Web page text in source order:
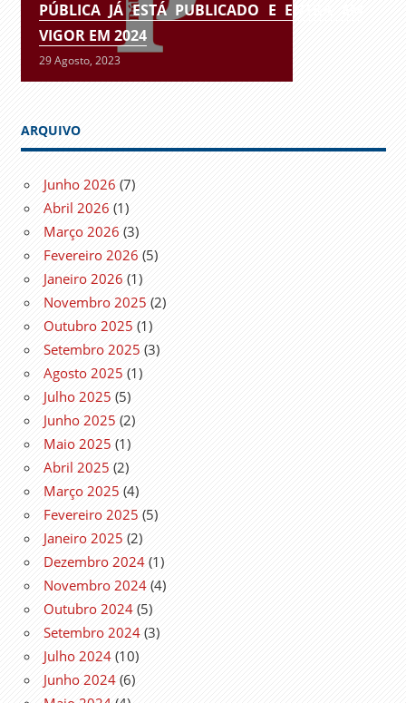
PÚBLICA JÁ ESTÁ PUBLICADO E ENTRA EM
VIGOR EM 2024
29 Agosto, 2023
ARQUIVO
Junho 2026 (7)
Abril 2026 (1)
Março 2026 (3)
Fevereiro 2026 (5)
Janeiro 2026 (1)
Novembro 2025 (2)
Outubro 2025 (1)
Setembro 2025 (3)
Agosto 2025 (1)
Julho 2025 (5)
Junho 2025 (2)
Maio 2025 (1)
Abril 2025 (2)
Março 2025 (4)
Fevereiro 2025 (5)
Janeiro 2025 (2)
Dezembro 2024 (1)
Novembro 2024 (4)
Outubro 2024 (5)
Setembro 2024 (3)
Julho 2024 (10)
Junho 2024 (6)